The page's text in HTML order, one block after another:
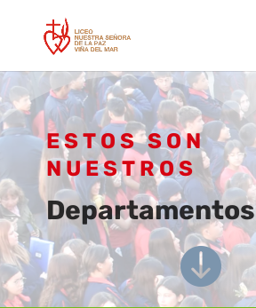
ESTOS SON
NUESTROS
Departamentos
